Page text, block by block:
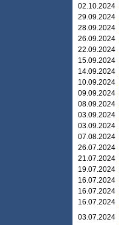
02.10.2024
29.09.2024
28.09.2024
26.09.2024
22.09.2024
15.09.2024
14.09.2024
10.09.2024
09.09.2024
08.09.2024
03.09.2024
03.09.2024
07.08.2024
26.07.2024
21.07.2024
19.07.2024
16.07.2024
16.07.2024
16.07.2024
03.07.2024